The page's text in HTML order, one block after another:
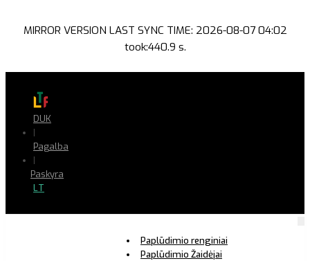
MIRROR VERSION LAST SYNC TIME: 2026-08-07 04:02
took:440.9 s.
DUK
|
Pagalba
|
Paskyra
LT
Paplūdimio renginiai
Paplūdimio Žaidėjai